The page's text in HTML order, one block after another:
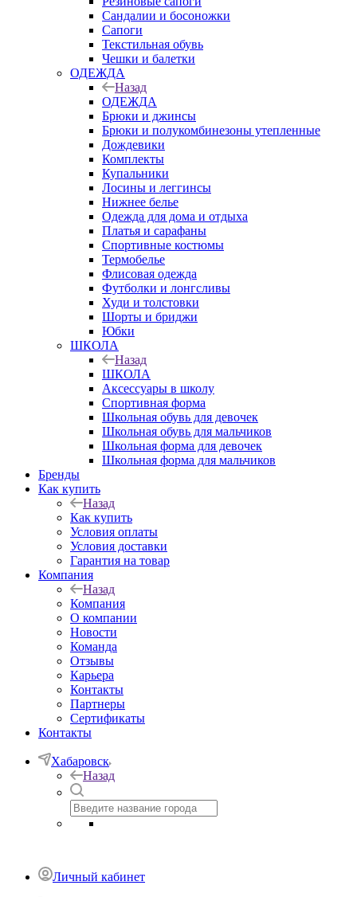
Сандалии и босоножки
Сапоги
Текстильная обувь
Чешки и балетки
ОДЕЖДА
Назад
ОДЕЖДА
Брюки и джинсы
Брюки и полукомбинезоны утепленные
Дождевики
Комплекты
Купальники
Лосины и леггинсы
Нижнее белье
Одежда для дома и отдыха
Платья и сарафаны
Спортивные костюмы
Термобелье
Флисовая одежда
Футболки и лонгсливы
Худи и толстовки
Шорты и бриджи
Юбки
ШКОЛА
Назад
ШКОЛА
Аксессуары в школу
Спортивная форма
Школьная обувь для девочек
Школьная обувь для мальчиков
Школьная форма для девочек
Школьная форма для мальчиков
Бренды
Как купить
Назад
Как купить
Условия оплаты
Условия доставки
Гарантия на товар
Компания
Назад
Компания
О компании
Новости
Команда
Отзывы
Карьера
Контакты
Партнеры
Сертификаты
Контакты
Хабаровск
Назад
Личный кабинет